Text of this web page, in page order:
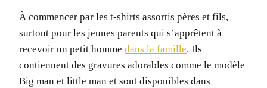
À commencer par les t-shirts assortis pères et fils,
surtout pour les jeunes parents qui s’apprêtent à
recevoir un petit homme dans la famille. Ils
contiennent des gravures adorables comme le modèle
Big man et little man et sont disponibles dans